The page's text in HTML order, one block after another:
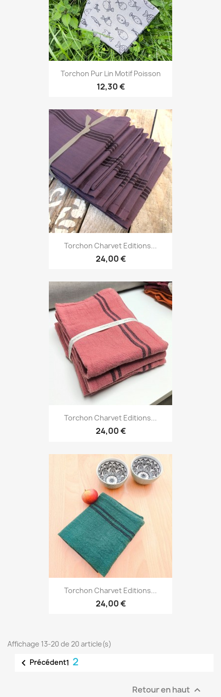
Torchon Pur Lin Motif Poisson
12,30 €
Torchon Charvet Editions...
24,00 €
Torchon Charvet Editions...
24,00 €
Torchon Charvet Editions...
24,00 €
Affichage 13-20 de 20 article(s)
 Précédent1 2
Retour en haut 